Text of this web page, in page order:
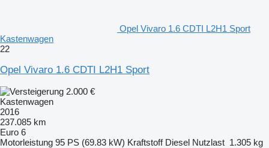
Opel Vivaro 1.6 CDTI L2H1 Sport
Kastenwagen
22
Opel Vivaro 1.6 CDTI L2H1 Sport
2.000 €
Kastenwagen
2016
237.085 km
Euro 6
Motorleistung 95 PS (69.83 kW) Kraftstoff Diesel Nutzlast 1.305 kg